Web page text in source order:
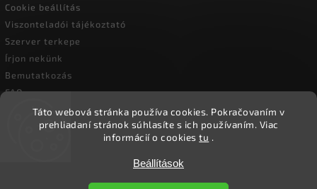
Táto webová stránka používa cookies. Pokračovaním v
prehliadaní stránok súhlasíte s ich používaním. Viac
informácií o cookiestu .
Beállítások
Cookie beállítás
Viszonteladói tájékoztató
Szerver terkepe
Írjon nekünk
Bemutatkozás
FAQ
Vásárlási útmutató
Ökoember. Minden jog fenntartva.
Süti beállítások szerkesztése